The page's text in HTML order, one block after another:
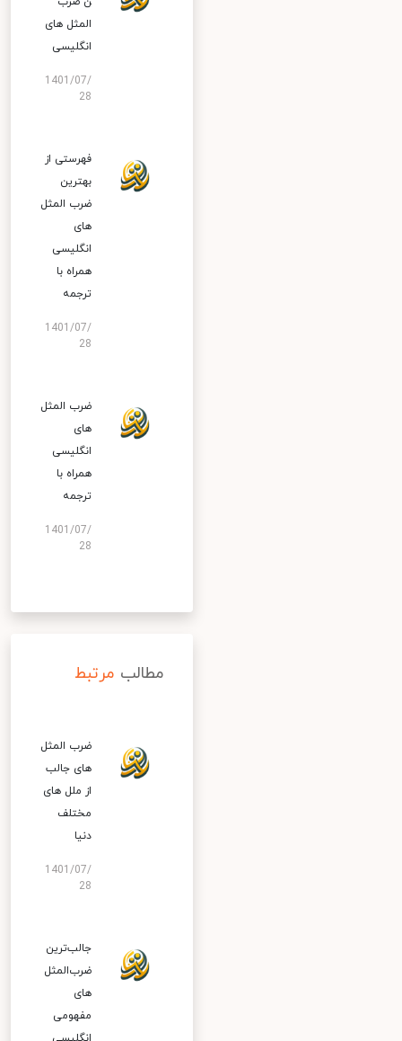
المثل های
انگلیسی
1401/07/
28
فهرستی از
بهترین
ضرب المثل
های
انگلیسی
همراه با
ترجمه
1401/07/
28
ضرب المثل
های
انگلیسی
همراه با
ترجمه
1401/07/
28
مطالب مرتبط
ضرب المثل
های جالب
از ملل های
مختلف
دنیا
1401/07/
28
جالب‌ترین
ضرب‌المثل‌
های
مفهومی